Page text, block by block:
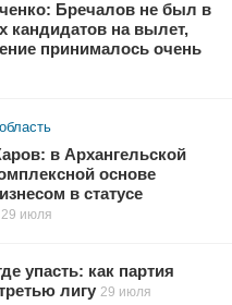
Бречалов не был в
кандидатов на вылет,
принималось очень
в Архангельской
основе
в статусе
29 июля
упасть: как партия
лигу 29 июля